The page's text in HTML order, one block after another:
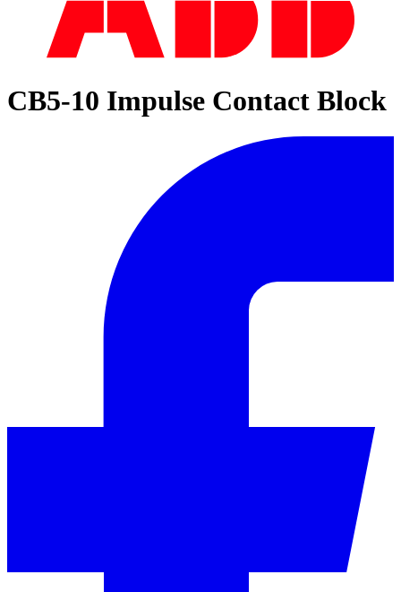
CB5-10 Impulse Contact Block